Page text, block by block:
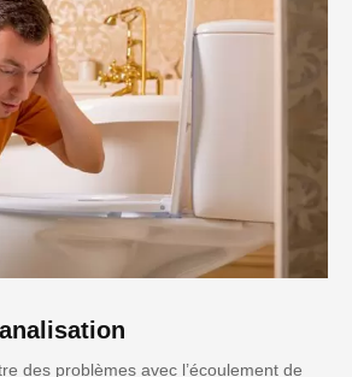
des problèmes avec l’écoulement de